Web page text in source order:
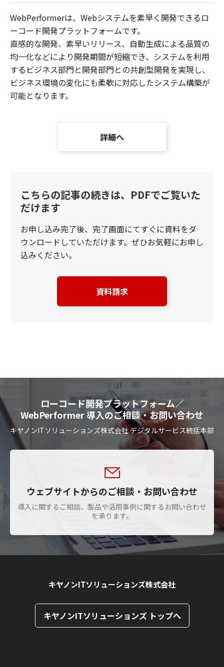
WebPerformerは、Webシステムを素早く開発できるロ
ーコード開発プラットフォームです。
直感的な開発、素早いリリース、自動生成による品質の
均一化などにより開発期間が短縮でき、システムを利用
するビジネス部門と開発部門との共創型開発を実現し、
ビジネス環境の変化にも柔軟に対応したシステム構築が
可能となります。
詳細へ
こちらの記事の続きは、PDFでご覧いた
だけます
お申し込み完了後、完了画面にてすぐに資料をダ
ウンロードしていただけます。ぜひお気軽にお申し
込みください。
資料請求
ローコード開発プラットフォーム／
WebPerformer 導入のご相談・お問い合わせ
キヤノンITソリューションズ株式会社 デジタルサービス統括本部
ウェブサイトからのご相談・お問い合わせ
導入に関するご相談、製品や活用事例に関するお問い合わせ
を承ります。
キヤノンITソリューションズ株式会社
キヤノンITソリューションズ トップへ